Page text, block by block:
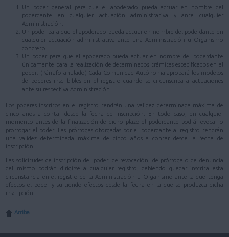
Un poder general para que el apoderado pueda actuar en nombre del
poderdante en cualquier actuación administrativa y ante cualquier
Administración.
Un poder para que el apoderado pueda actuar en nombre del poderdante en
cualquier actuación administrativa ante una Administración u Organismo
concreto.
Un poder para que el apoderado pueda actuar en nombre del poderdante
únicamente para la realización de determinados trámites especificados en el
poder. (Párrafo anulado) Cada Comunidad Autónoma aprobará los modelos
de poderes inscribibles en el registro cuando se circunscriba a actuaciones
ante su respectiva Administración
Los poderes inscritos en el registro tendrán una validez determinada máxima de
cinco años a contar desde la fecha de inscripción. En todo caso, en cualquier
momento antes de la finalización de dicho plazo el poderdante podrá revocar o
prorrogar el poder. Las prórrogas otorgadas por el poderdante al registro tendrán
una validez determinada máxima de cinco años a contar desde la fecha de
inscripción.
Las solicitudes de inscripción del poder, de revocación, de prórroga o de denuncia
del mismo podrán dirigirse a cualquier registro, debiendo quedar inscrita esta
circunstancia en el registro de la Administración u Organismo ante la que tenga
efectos el poder y surtiendo efectos desde la fecha en la que se produzca dicha
inscripción.
Arriba